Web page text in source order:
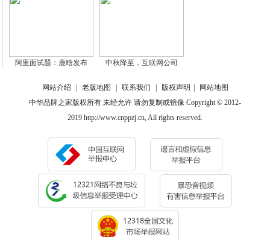
阿里面试题：鹿晗发布 中秋降至，互联网公司
网站介绍 老版地图 联系我们 版权声明
网站地图
中华品牌之家版权所有 未经允许 请勿复制或镜像 Copyright © 2012-
2019 http://www.cnppzj.cn, All rights reserved.